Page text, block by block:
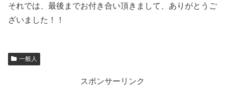
それでは、最後までお付き合い頂きまして、ありがとうご
ざいました！！
一般人
スポンサーリンク